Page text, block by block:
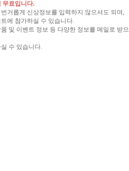
무료입니다.
거롭게 신상정보를 입력하지 않으셔도 되며,
에 참가하실 수 있습니다.
및 이벤트 정보 등 다양한 정보를 메일로 받으
수 있습니다.